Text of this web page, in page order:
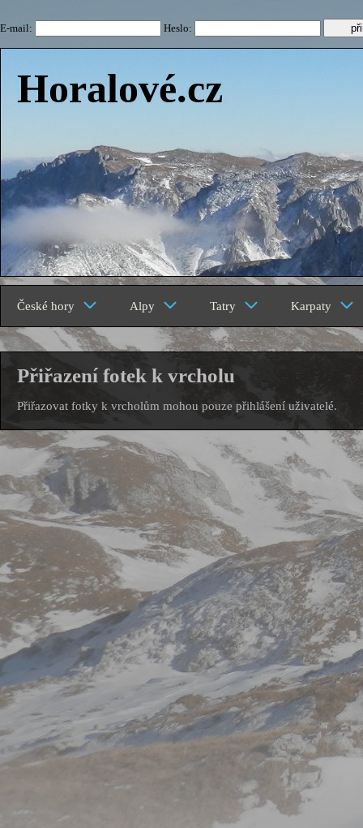
E-mail: Heslo:
Horalové.cz
České hory Alpy Tatry Karpaty
Přiřazení fotek k vrcholu
Přiřazovat fotky k vrcholům mohou pouze přihlášení uživatelé.